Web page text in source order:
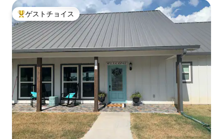
大好評のゲストチョイスです。
ゲストチョイス